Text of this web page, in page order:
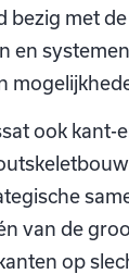
bezig met
en
ook kant-
van de
op